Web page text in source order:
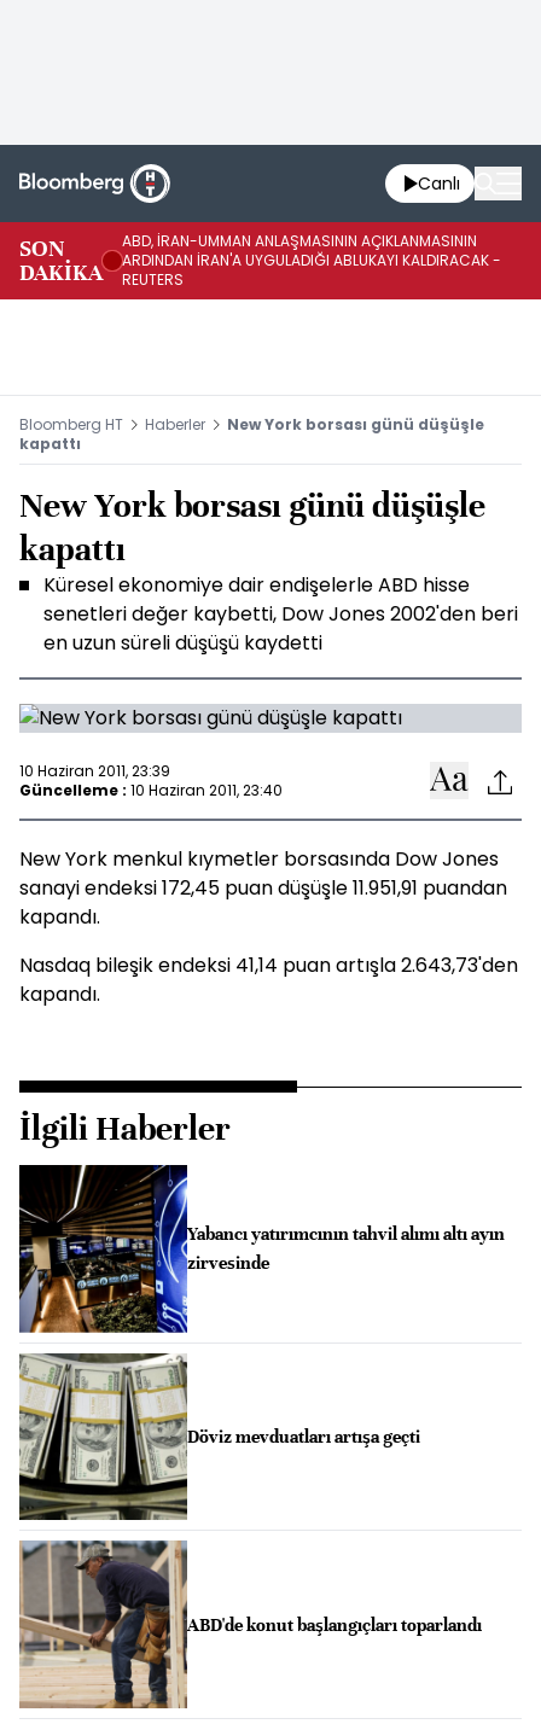
Canlı
SON
DAKİKA
ABD, İRAN-UMMAN ANLAŞMASININ AÇIKLANMASININ
ARDINDAN İRAN'A UYGULADIĞI ABLUKAYI KALDIRACAK -
REUTERS
Bloomberg HT Haberler
New York borsası günü düşüşle
kapattı
New York borsası günü düşüşle
kapattı
Küresel ekonomiye dair endişelerle ABD hisse
senetleri değer kaybetti, Dow Jones 2002'den beri
en uzun süreli düşüşü kaydetti
10 Haziran 2011, 23:39
Güncelleme : 10 Haziran 2011, 23:40
New York menkul kıymetler borsasında Dow Jones
sanayi endeksi 172,45 puan düşüşle 11.951,91 puandan
kapandı.
Nasdaq bileşik endeksi 41,14 puan artışla 2.643,73'den
kapandı.
İlgili Haberler
Yabancı yatırımcının tahvil alımı altı ayın
zirvesinde
Döviz mevduatları artışa geçti
ABD'de konut başlangıçları toparlandı